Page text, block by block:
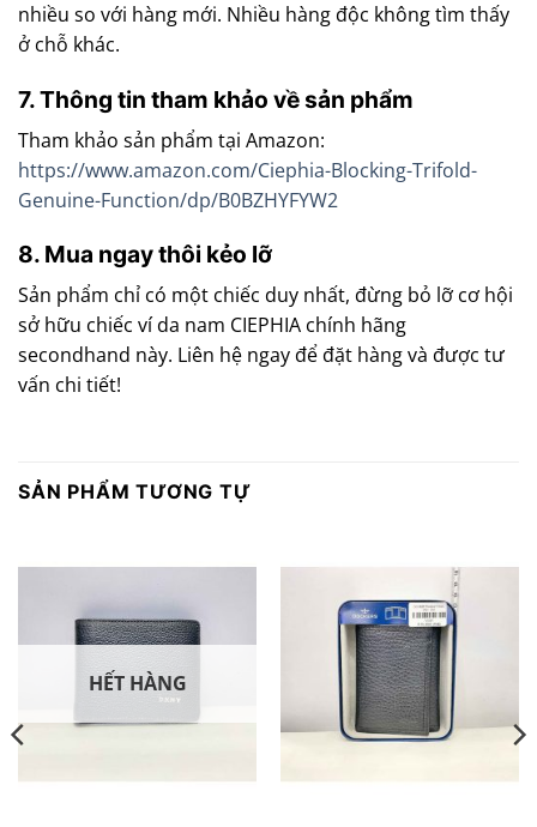
nhiều so với hàng mới. Nhiều hàng độc không tìm thấy
ở chỗ khác.
7. Thông tin tham khảo về sản phẩm
Tham khảo sản phẩm tại Amazon:
https://www.amazon.com/Ciephia-Blocking-Trifold-
Genuine-Function/dp/B0BZHYFYW2
8. Mua ngay thôi kẻo lỡ
Sản phẩm chỉ có một chiếc duy nhất, đừng bỏ lỡ cơ hội
sở hữu chiếc ví da nam CIEPHIA chính hãng
secondhand này. Liên hệ ngay để đặt hàng và được tư
vấn chi tiết!
SẢN PHẨM TƯƠNG TỰ
HẾT HÀNG